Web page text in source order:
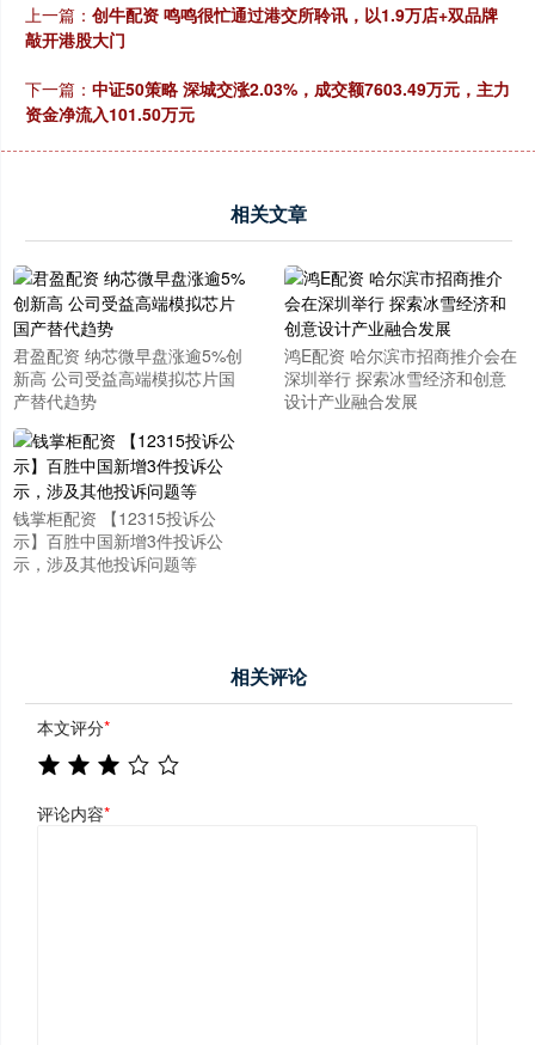
上一篇： 创牛配资 鸣鸣很忙通过港交所聆讯，以1.9万店+双品牌
敲开港股大门
下一篇： 中证50策略 深城交涨2.03%，成交额7603.49万元，主力
资金净流入101.50万元
相关文章
君盈配资 纳芯微早盘涨逾5%创
新高 公司受益高端模拟芯片国
产替代趋势
鸿E配资 哈尔滨市招商推介会在
深圳举行 探索冰雪经济和创意
设计产业融合发展
钱掌柜配资 【12315投诉公
示】百胜中国新增3件投诉公
示，涉及其他投诉问题等
相关评论
本文评分*
评论内容*